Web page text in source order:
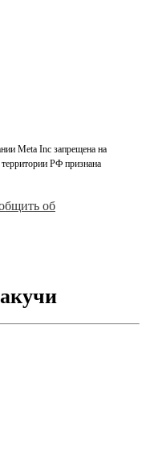
Meta Inc запрещена на
РФ признана
об